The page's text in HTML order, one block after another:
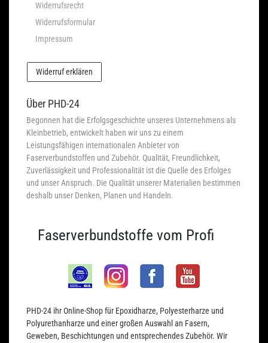
Widerrufsrecht
Widerrufsformular
Impressum
Widerruf erklären
Über PHD-24
Begonnen hat die Erfolgsgeschichte unseres Unternehmens als
Kleinbetrieb, entwickelt haben wir uns zu einem
Leistungsfähigen internationalen Anbieter von
Faserverbundstoffen und Zubehör. Qualität, Freundlichkeit,
Zuverlässigkeit und Professionalität ist die Quelle des Erfolges
und unser Anspruch. Die Qualität unserer Materialien bestimmen
deshalb unser Denken, Planen und Handeln.
Faserverbundstoffe vom Profi
PHD-24 ihr Online-Shop für Epoxidharze, Polyesterharze und
Polyurethanharze und einer großen Auswahl an Fasern,
Geweben, Beschichtungen und entsprechendes Zubehör. Wir